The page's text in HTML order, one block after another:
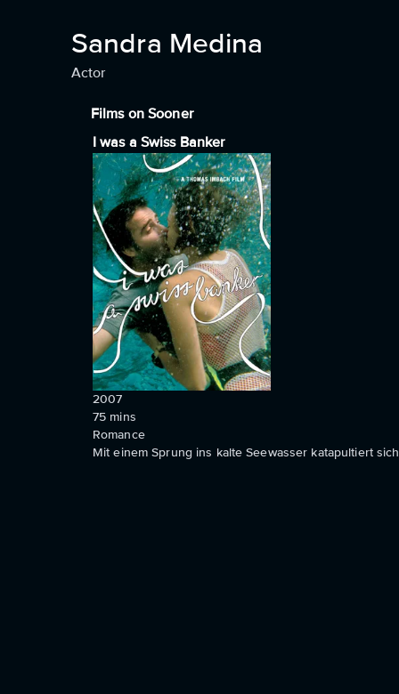
Sandra Medina
Actor
Films on Sooner
I was a Swiss Banker
2007
75 mins
Romance
Mit einem Sprung ins kalte Seewasser katapultiert